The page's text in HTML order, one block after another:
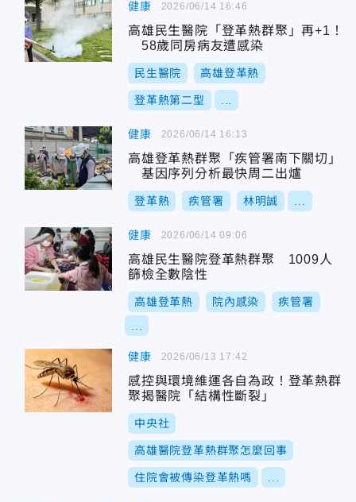
健康
高雄民生醫院「登革熱群聚」再+1！
58歲同房病友遭感染
民生醫院 高雄登革熱
登革熱第二型
2026/06/14 16:46
健康
高雄登革熱群聚「疾管署南下關切」
基因序列分析最快周二出爐
登革熱 疾管署 林明誠
2026/06/14 16:13
健康
高雄民生醫院登革熱群聚 1009人
篩檢全數陰性
高雄登革熱 院內感染 疾管署
2026/06/14 09:06
健康
感控與環境維運各自為政！登革熱群
聚揭醫院「結構性斷裂」
中央社
高雄醫院登革熱群聚怎麼回事
住院會被傳染登革熱嗎
2026/06/13 17:42